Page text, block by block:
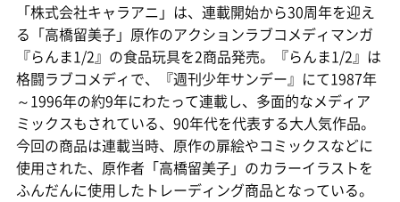
「株式会社キャラアニ」は、連載開始から30周年を迎え
る「高橋留美子」原作のアクションラブコメディマンガ
『らんま1/2』の食品玩具を2商品発売。『らんま1/2』は
格闘ラブコメディで、『週刊少年サンデー』にて1987年
～1996年の約9年にわたって連載し、多面的なメディア
ミックスもされている、90年代を代表する大人気作品。
今回の商品は連載当時、原作の扉絵やコミックスなどに
使用された、原作者「高橋留美子」のカラーイラストを
ふんだんに使用したトレーディング商品となっている。